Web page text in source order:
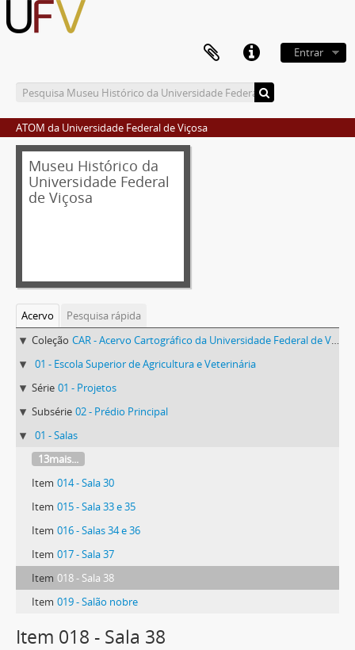
Entrar
ATOM da Universidade Federal de Viçosa
Museu Histórico da
Universidade Federal
de Viçosa
Acervo
Pesquisa rápida
Coleção CAR - Acervo Cartográfico da Universidade Federal de Viçosa
01 - Escola Superior de Agricultura e Veterinária
Série 01 - Projetos
Subsérie 02 - Prédio Principal
01 - Salas
13mais...
Item 014 - Sala 30
Item 015 - Sala 33 e 35
Item 016 - Salas 34 e 36
Item 017 - Sala 37
Item 018 - Sala 38
Item 019 - Salão nobre
Item 018 - Sala 38